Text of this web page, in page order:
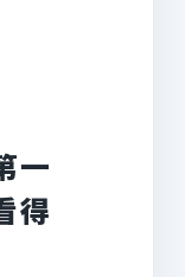
一
得